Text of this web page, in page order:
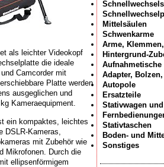
als leichter Videokopf
die ideale
Camcorder mit
Platte werden
ausgeglichen und
Kameraequipment.
ein kompaktes, leichtes
DSLR-Kameras,
mit Zubehör wie
Mikrofonen. Durch die
ellipsenförmigem
Mittelsäulen
Schwenkarme
Arme,
Hintergrund-
Aufnahmetische
Adapter,
Autopole
Ersatzteile
Stativwagen
Stativtaschen
Boden- und
Sonstiges